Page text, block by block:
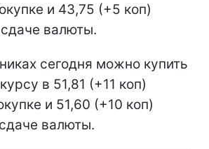
и 43,75 (+5 коп)
валюты.
сегодня можно купить
в 51,81 (+11 коп)
и 51,60 (+10 коп)
валюты.